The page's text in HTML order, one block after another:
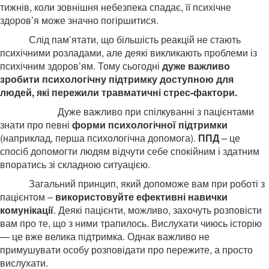
тижнів, коли зовнішня небезпека спадає, її психічне
здоров’я може значно погіршитися.
Слід пам’ятати, що більшість реакцій не стають
психічними розладами, але деякі викликають проблеми із
психічним здоров’ям. Тому сьогодні дуже важливо
зробити психологічну підтримку доступною для
людей, які пережили травматичні стрес-фактори.
Дуже важливо при спілкуванні з пацієнтами
знати про певні форми психологічної підтримки
(наприклад, перша психологічна допомога). ППД– це
спосіб допомогти людям відчути себе спокійним і здатним
впоратись зі складною ситуацією.
Загальний принцип, який допоможе вам при роботі з
пацієнтом – використовуйте ефективні навички
комунікації. Деякі пацієнти, можливо, захочуть розповісти
вам про те, що з ними трапилось. Вислухати чиюсь історію
— це вже велика підтримка. Однак важливо не
примушувати особу розповідати про пережите, а просто
вислухати.